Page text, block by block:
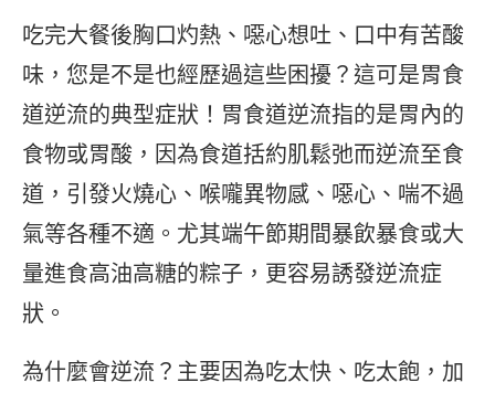
吃完大餐後胸口灼熱、噁心想吐、口中有苦酸
味，您是不是也經歷過這些困擾？這可是胃食
道逆流的典型症狀！胃食道逆流指的是胃內的
食物或胃酸，因為食道括約肌鬆弛而逆流至食
道，引發火燒心、喉嚨異物感、噁心、喘不過
氣等各種不適。尤其端午節期間暴飲暴食或大
量進食高油高糖的粽子，更容易誘發逆流症
狀。
為什麼會逆流？主要因為吃太快、吃太飽，加